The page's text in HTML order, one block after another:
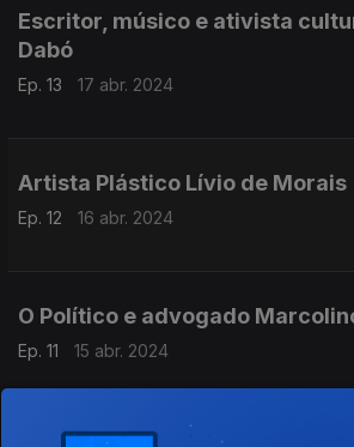
Escritor, músico e ativista
Dabó
Ep. 13 17 abr. 2024
Artista Plástico Lívio de Morais
Ep. 12 16 abr. 2024
O Político e advogado
Ep. 11 15 abr. 2024